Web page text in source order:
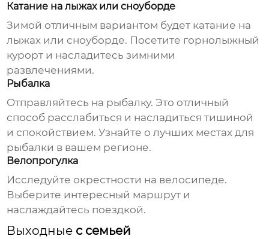
Катание на лыжах или сноуборде
Зимой отличным вариантом будет катание на
лыжах или сноуборде. Посетите горнолыжный
курорт и насладитесь зимними
развлечениями.
Рыбалка
Отправляйтесь на рыбалку. Это отличный
способ расслабиться и насладиться тишиной
и спокойствием. Узнайте о лучших местах для
рыбалки в вашем регионе.
Велопрогулка
Исследуйте окрестности на велосипеде.
Выберите интересный маршрут и
наслаждайтесь поездкой.
Выходные с семьей